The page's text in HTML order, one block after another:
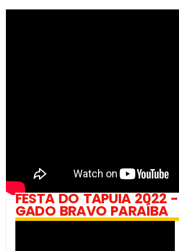
FESTA DO TAPUIA 2022 -
GADO BRAVO PARAÍBA